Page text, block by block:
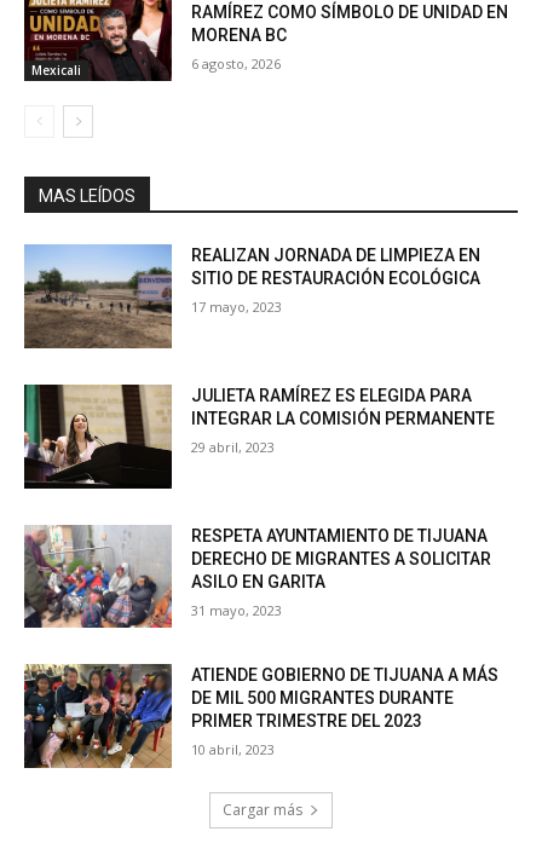
Mexicali
RAMÍREZ COMO SÍMBOLO DE UNIDAD EN
MORENA BC
6 agosto, 2026
MAS LEÍDOS
REALIZAN JORNADA DE LIMPIEZA EN
SITIO DE RESTAURACIÓN ECOLÓGICA
17 mayo, 2023
JULIETA RAMÍREZ ES ELEGIDA PARA
INTEGRAR LA COMISIÓN PERMANENTE
29 abril, 2023
RESPETA AYUNTAMIENTO DE TIJUANA
DERECHO DE MIGRANTES A SOLICITAR
ASILO EN GARITA
31 mayo, 2023
ATIENDE GOBIERNO DE TIJUANA A MÁS
DE MIL 500 MIGRANTES DURANTE
PRIMER TRIMESTRE DEL 2023
10 abril, 2023
Cargar más